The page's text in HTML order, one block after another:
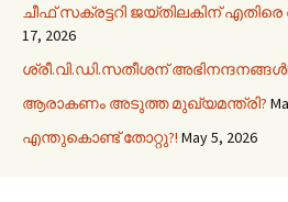
ചീഫ് സക്രട്ടറി ജയ്തിലകിന്
17, 2026
ശ്രീ.വി.ഡി.സതീശന് അഭിനന്ദനങ്ങൾ!
ആരാകണം അടുത്ത മുഖ്യമന്ത്രി?
എന്തുകൊണ്ട് തോറ്റു?! May 5, 2026